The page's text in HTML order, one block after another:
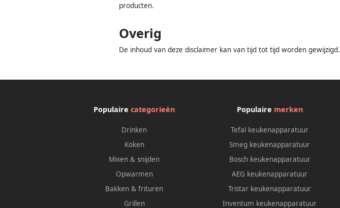
producten.
Overig
De inhoud van deze disclaimer kan van tijd tot tijd worden gewijzigd.
Populairecategorieën
Drinken
Koken
Mixen & snijden
Opwarmen
Bakken & frituren
Grillen
Populaire merken
Tefal keukenapparatuur
Smeg keukenapparatuur
Bosch keukenapparatuur
AEG keukenapparatuur
Tristar keukenapparatuur
Inventum keukenapparatuur